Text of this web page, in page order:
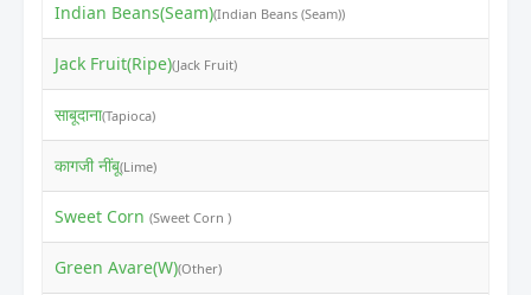
Indian Beans(Seam)(Indian Beans (Seam))
Jack Fruit(Ripe)(Jack Fruit)
साबूदाना(Tapioca)
कागजी नींबू(Lime)
Sweet Corn (Sweet Corn )
Green Avare(W)(Other)